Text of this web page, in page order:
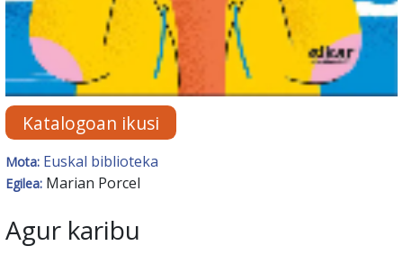
Katalogoan ikusi
Mota: Euskal biblioteka
Egilea: Marian Porcel
Agur karibu